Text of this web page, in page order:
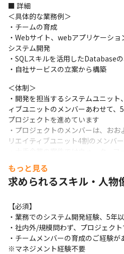
■ 詳細
＜具体的な業務例＞
・チームの育成
・Webサイト、webアプリケーシ
システム開発
・SQLスキルを活用したDatabase
・自社サービスの立案から構築
＜体制＞
・開発を担当するシステムユニッ
ィブユニットのメンバーあわせて、
プロジェクトを進めています
・プロジェクトのメンバーは、お
リエイティブユニット4割のメンバ
ラムマスターが活躍しています
・プロジェクトチームごとに朝と
ングを行っています
・タスク管理にはBacklog、文面
Slackを用いています
・Googleドキュメントを用いて情報
もっと見る
求められるスキル・人物
【必須】
・業務でのシステム開発経験、5年
・社内外/規模問わず、プロジェク
・チームメンバーの育成のご経験が
※マネジメント経験不要